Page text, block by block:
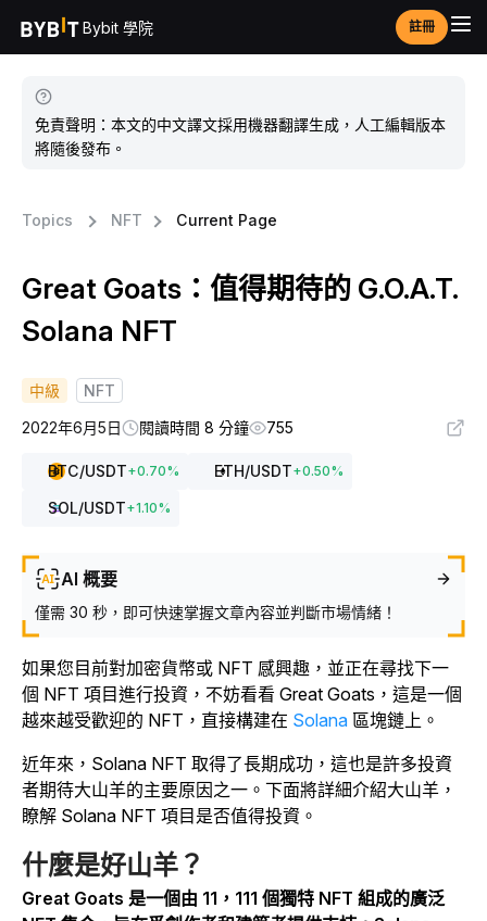
Bybit 學院 註冊
免責聲明：本文的中文譯文採用機器翻譯生成，人工編輯版本
將隨後發布。
Topics NFT Current Page
Great Goats：值得期待的 G.O.A.T.
Solana NFT
中級
NFT
2022年6月5日
閱讀時間 8 分鐘 755
BTC/USDT+0.70% ETH/USDT+0.50%
SOL/USDT+1.10%
AI 概要
僅需 30 秒，即可快速掌握文章內容並判斷市場情緒！
如果您目前對加密貨幣或 NFT 感興趣，並正在尋找下一
個 NFT 項目進行投資，不妨看看 Great Goats，這是一個
越來越受歡迎的 NFT，直接構建在 Solana 區塊鏈上。
近年來，Solana NFT 取得了長期成功，這也是許多投資
者期待大山羊的主要原因之一。下面將詳細介紹大山羊，
瞭解 Solana NFT 項目是否值得投資。
什麼是好山羊？
Great Goats 是一個由 11，111 個獨特 NFT 組成的廣泛